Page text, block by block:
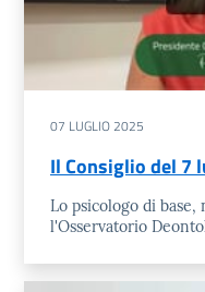
07 LUGLIO 2025
Il Consiglio del 7
Lo psicologo di
l'Osservatorio